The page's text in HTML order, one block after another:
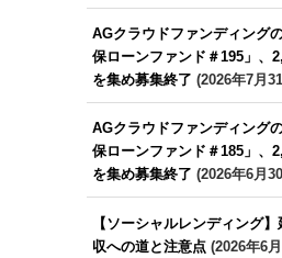
AGクラウドファンディング
保ローンファンド＃195」、
を集め募集終了 (2026年7月
AGクラウドファンディング
保ローンファンド＃185」、
を集め募集終了 (2026年6月
【ソーシャルレンディング
収への道と注意点(2026年6